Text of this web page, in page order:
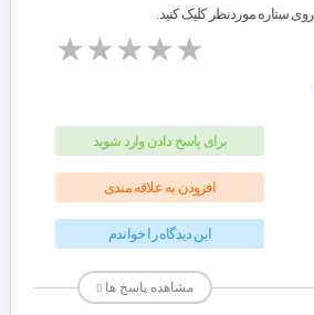
روی ستاره موردنظر کلیک کنید.
★★★★★
برای پاسخ دادن وارد شوید
افزودن به علاقه مندی
این دیدگاه را خواندم
مشاهده پاسخ ها